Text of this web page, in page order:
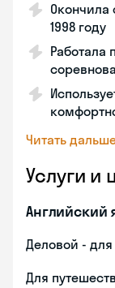
Окончила
1998 году
Читать
Услуги и
Английский
Деловой - для
Для